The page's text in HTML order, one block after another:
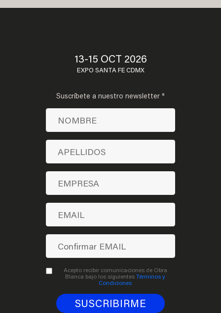
13-15 OCT 2026
EXPO SANTA FE CDMX
Suscríbete a nuestro newsletter *
Acepto recibir comunicaciones de Obra
Blanca bajo los siguientesTérminos y
Condiciones